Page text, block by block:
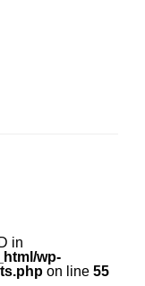
in
wp-
on line 55